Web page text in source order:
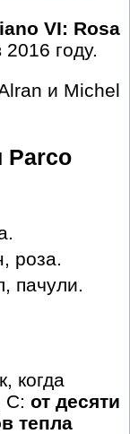
VI: Rosa
году.
и Michel
Parco
роза.
пачули.
когда
С: от десяти
тепла